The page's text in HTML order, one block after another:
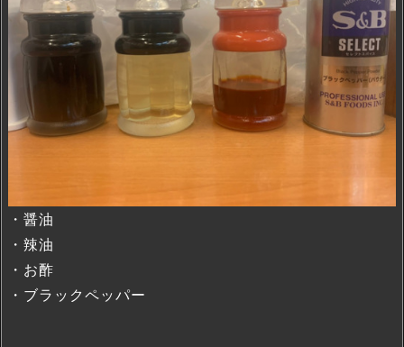
・醤油
・辣油
・お酢
・ブラックペッパー